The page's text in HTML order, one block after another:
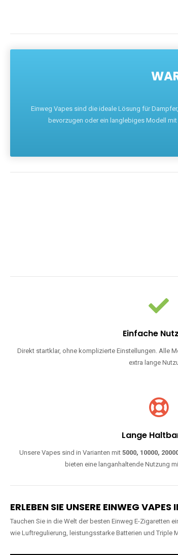
Einweg Vapes sind die ideale Lösung für
bevorzugen oder ein langlebiges Modell
Einfache
Direkt startklar, ohne komplizierte Einstellungen. Alle
extra lange
Lange
Unsere Vapes sind in Varianten mit5000, 10000,
bieten eine langanhaltende Nutzung
ERLEBEN SIE UNSERE EINWEG VAPES
Tauchen Sie in die Welt der besten Einweg E-Zigaretten
wie Luftregulierung, leistungsstarke Batterien und Triple